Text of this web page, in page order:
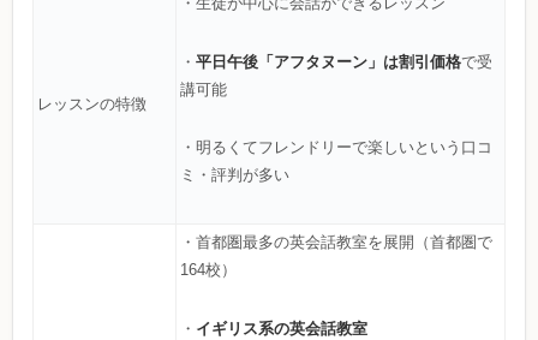
レッスンの特徴
・ 平日午後「アフタヌーン」は割引価格で受
講可能
・明るくてフレンドリーで楽しいという口コ
ミ・評判が多い
・首都圏最多の英会話教室を展開（首都圏で
164校）
・ イギリス系の英会話教室